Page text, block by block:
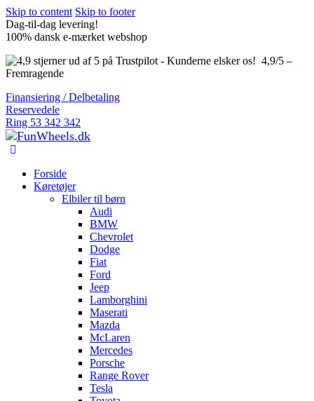
Skip to content Skip to footer
Dag-til-dag levering!
100% dansk e-mærket webshop
4,9/5 –
Fremragende
Finansiering / Delbetaling
Reservedele
Ring 53 342 342
Forside
Køretøjer
Elbiler til børn
Audi
BMW
Chevrolet
Dodge
Fiat
Ford
Jeep
Lamborghini
Maserati
Mazda
McLaren
Mercedes
Porsche
Range Rover
Tesla